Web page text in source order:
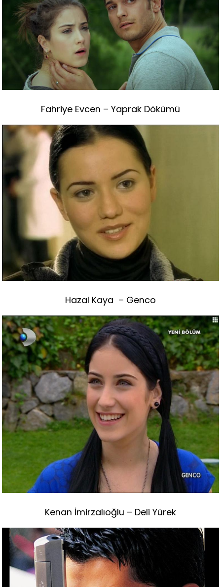
Fahriye Evcen – Yaprak Dökümü
Hazal Kaya – Genco
Kenan İmirzalıoğlu – Deli Yürek